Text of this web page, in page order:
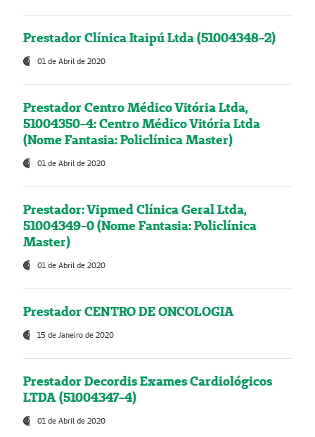
Prestador Clínica Itaipú Ltda (51004348-2)
01 de Abril de 2020
Prestador Centro Médico Vitória Ltda,
51004350-4: Centro Médico Vitória Ltda
(Nome Fantasia: Policlínica Master)
01 de Abril de 2020
Prestador: Vipmed Clínica Geral Ltda,
51004349-0 (Nome Fantasia: Policlínica
Master)
01 de Abril de 2020
Prestador CENTRO DE ONCOLOGIA
15 de Janeiro de 2020
Prestador Decordis Exames Cardiológicos
LTDA (51004347-4)
01 de Abril de 2020